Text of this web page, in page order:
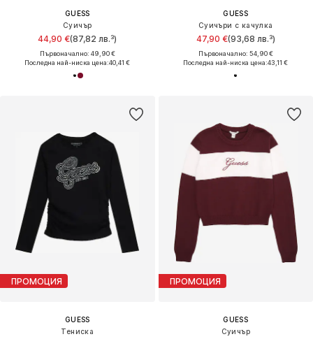
GUESS
Суичър
44,90 €(87,82 лв.³)
Първоначално: 49,90 €
Последна най-ниска цена:40,41 €
GUESS
Суичъри с качулка
47,90 €(93,68 лв.³)
Първоначално: 54,90 €
Последна най-ниска цена:43,11 €
ПРОМОЦИЯ
GUESS
Тениска
ПРОМОЦИЯ
GUESS
Суичър